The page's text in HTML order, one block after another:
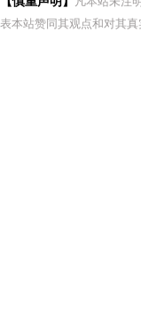
表本站赞同其观点和对其